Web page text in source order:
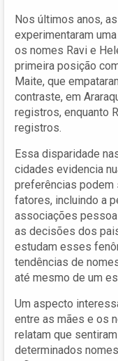
Nos últimos anos,
experimentaram
os nomes Ravi e
primeira posição
Maite, que
contraste, em
registros, enquanto
registros.
Essa disparidade
cidades evidencia
preferências podem
fatores, incluindo a
associações
as decisões dos
estudam esses
tendências de
até mesmo de um
Um aspecto
entre as mães e os
relatam que
determinados